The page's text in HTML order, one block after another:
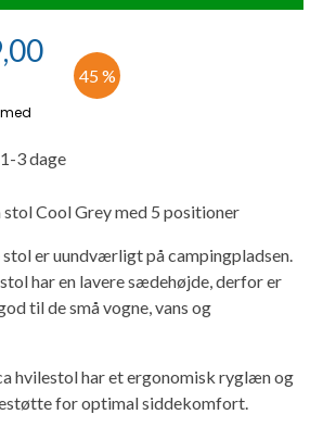
- godt at vide
campingvogn?
Lufttelte
og vinterfortelte
campingvognen
og klimaanlæg
rindende vand i campingvognen
ideer til campingvognen
til autocamper og campingvogn
Privatlivspolitik
45 %
3 dage
Cool Grey med 5 positioner
er uundværligt på campingpladsen.
har en lavere sædehøjde, derfor er
til de små vogne, vans og
hvilestol har et ergonomisk ryglæn og
for optimal siddekomfort.